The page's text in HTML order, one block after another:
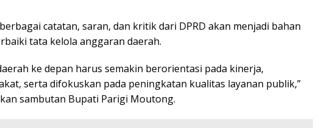
catatan, saran, dan kritik dari DPRD akan menjadi bahan
tata kelola anggaran daerah.
ke depan harus semakin berorientasi pada kinerja,
serta difokuskan pada peningkatan kualitas layanan publik,”
sambutan Bupati Parigi Moutong.